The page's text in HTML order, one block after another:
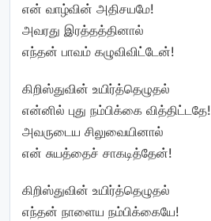
என் வாழ்வின் அதிசயமே!
அவரது இரத்தத்தினால்
எந்தன் பாவம் கழுவிவிட்டேன்!
கிறிஸ்துவின் உயிர்த்தெழுதல்
என்னில் புது நம்பிக்கை வித்திட்டதே!
அவருடைய சிலுவையினால்
என் சுயத்தைச் சாகடித்தேன்!
கிறிஸ்துவின் உயிர்த்தெழுதல்
எந்தன் நாளைய நம்பிக்கையே!